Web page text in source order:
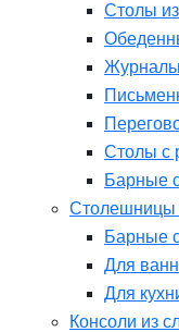
Столы
Столы с
Барные
Столешницы
Барные
Для
Для
Консоли из